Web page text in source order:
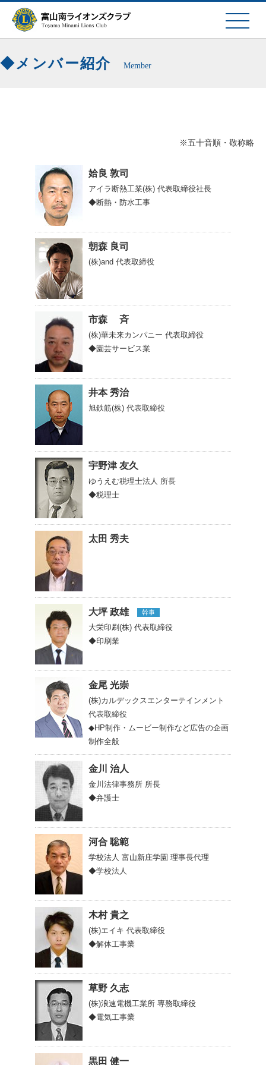
メンバー紹介 Member
※五十音順・敬称略
姶良 敦司
アイラ断熱工業(株) 代表取締役社長
◆断熱・防水工事
朝森 良司
(株)and 代表取締役
市森 斉
(株)華未来カンパニー 代表取締役
◆園芸サービス業
井本 秀治
旭鉄筋(株) 代表取締役
宇野津 友久
ゆうえむ税理士法人 所長
◆税理士
太田 秀夫
大坪 政雄 幹事
大栄印刷(株) 代表取締役
◆印刷業
金尾 光崇
(株)カルデックスエンターテインメント
代表取締役
◆HP制作・ムービー制作など広告の企画
制作全般
金川 治人
金川法律事務所 所長
◆弁護士
河合 聡範
学校法人 富山新庄学園 理事長代理
◆学校法人
木村 貴之
(株)エイキ 代表取締役
◆解体工事業
草野 久志
(株)浪速電機工業所 専務取締役
◆電気工事業
黒田 健一